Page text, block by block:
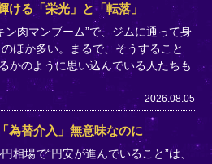
ける「栄光」と「転落」
ン肉マンブーム”で、ジムに通って身
ほか多い。まるで、そうすること
かのように思い込んでいる人たちも
2026.08.05
為替介入」無意味なのに
相場で“円安が進んでいること”は、